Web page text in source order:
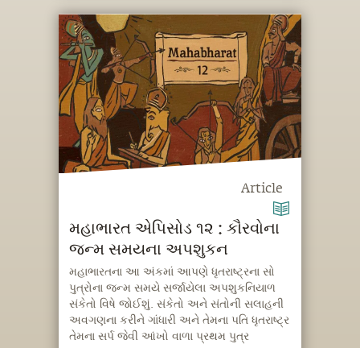
Article
મહાભારત એપિસોડ ૧૨ : કૌરવોના
જન્મ સમયના અપશુકન
મહાભારતના આ અંકમાં આપણે ધૃતરાષ્ટ્રના સો
પુત્રોના જન્મ સમયે સર્જાયેલા અપશુકનિયાળ
સંકેતો વિષે જોઈશું. સંકેતો અને સંતોની સલાહની
અવગણના કરીને ગાંધારી અને તેમના પતિ ધૃતરાષ્ટ્ર
તેમના સર્પ જેવી આંખો વાળા પ્રથમ પુત્ર